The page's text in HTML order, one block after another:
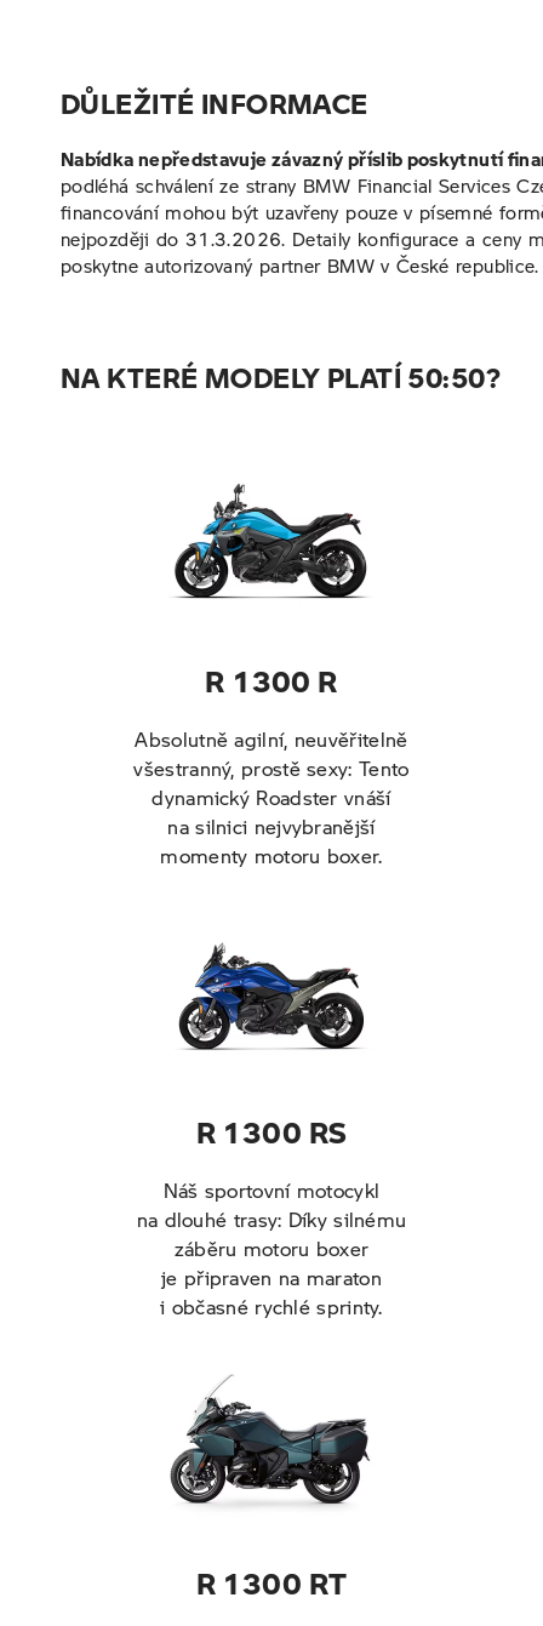
DŮLEŽITÉ INFORMACE
Nabídka nepředstavuje závazný příslib poskytnutí
podléhá schválení ze strany BMW Financial Services
financování mohou být uzavřeny pouze v písemné
nejpozději do 31.3.2026. Detaily konfigurace a ceny
poskytne autorizovaný partner BMW v České republice.
NA KTERÉ MODELY PLATÍ 50:50?
R 1300 R
Absolutně agilní, neuvěřitelně
všestranný, prostě sexy: Tento
dynamický Roadster vnáší
na silnici nejvybranější
momenty motoru boxer.
R 1300 RS
Náš sportovní motocykl
na dlouhé trasy: Díky silnému
záběru motoru boxer
je připraven na maraton
i občasné rychlé sprinty.
R 1300 RT